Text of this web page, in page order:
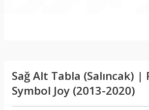
Sağ Alt Tabla (Salıncak) |
Symbol Joy (2013-2020)